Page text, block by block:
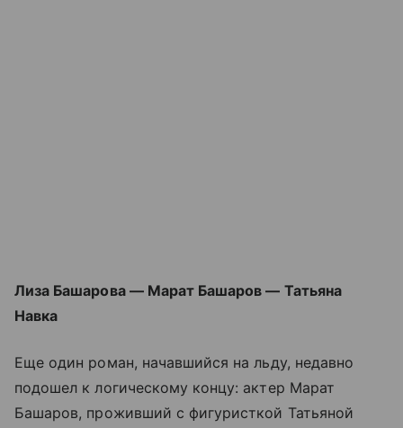
Лиза Башарова — Марат Башаров — Татьяна
Навка
Еще один роман, начавшийся на льду, недавно
подошел к логическому концу: актер Марат
Башаров, проживший с фигуристкой Татьяной